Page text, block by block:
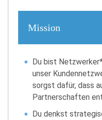
Mission
Du bist
unser
sorgst dafür, dass
Partnerschaften
Du denkst